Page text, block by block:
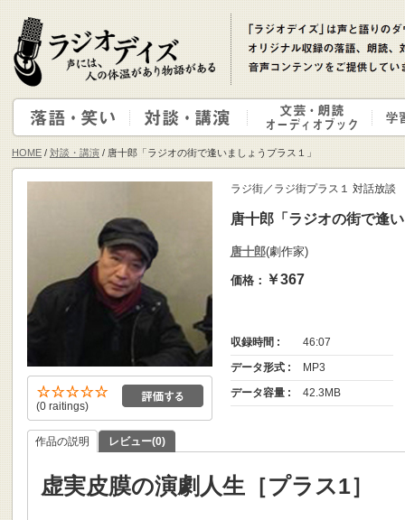
HOME / 対談・講演 / 唐十郎「ラジオの街で逢いましょうプラス１」
(0 raitings)
ラジ街／ラジ街プラス１ 対話放談
唐十郎「ラジオの街で逢
唐十郎(劇作家)
価格： ￥367
収録時間 :
46:07
データ形式 :
MP3
データ容量 :
42.3MB
作品の説明 レビュー(0)
虚実皮膜の演劇人生［プラス1］